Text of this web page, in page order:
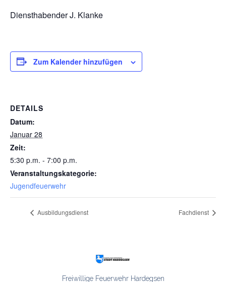
Diensthabender J. Klanke
Zum Kalender hinzufügen
DETAILS
Datum:
Januar 28
Zeit:
5:30 p.m. - 7:00 p.m.
Veranstaltungskategorie:
Jugendfeuerwehr
Ausbildungsdienst Fachdienst
Freiwillige Feuerwehr Hardegsen